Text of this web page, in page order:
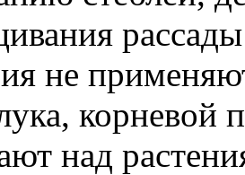
не
корневой
над